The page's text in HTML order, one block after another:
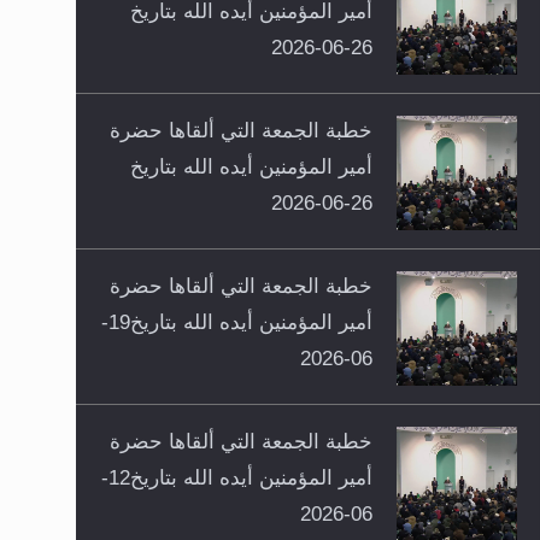
أمير المؤمنين أيده الله بتاريخ
26-06-2026
خطبة الجمعة التي ألقاها حضرة
أمير المؤمنين أيده الله بتاريخ
26-06-2026
خطبة الجمعة التي ألقاها حضرة
أمير المؤمنين أيده الله بتاريخ19-
06-2026
خطبة الجمعة التي ألقاها حضرة
أمير المؤمنين أيده الله بتاريخ12-
06-2026